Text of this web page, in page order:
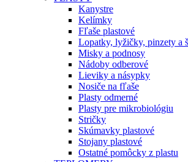
Kanystre
Kelímky
Fľaše plastové
Lopatky, lyžičky, pinzety a
Misky a podnosy
Nádoby odberové
Lieviky a násypky
Nosiče na fľaše
Plasty odmerné
Plasty pre mikrobiológiu
Stričky
Skúmavky plastové
Stojany plastové
Ostatné pomôcky z plastu